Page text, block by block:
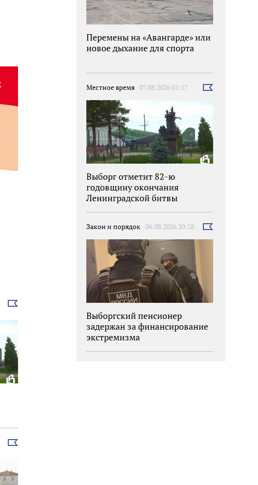
Выбрать
Выбрать
Перемены на «Авангарде» или
новое дыхание для спорта
Местное время 07.08.2026 01:17
Выбрать
Выборг отметит 82-ю
годовщину окончания
Ленинградской битвы
Закон и порядок 06.08.2026 20:58
Выбрать
Выборгский пенсионер
задержан за финансирование
экстремизма